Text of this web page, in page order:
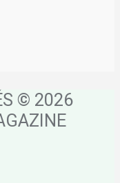
© 2026